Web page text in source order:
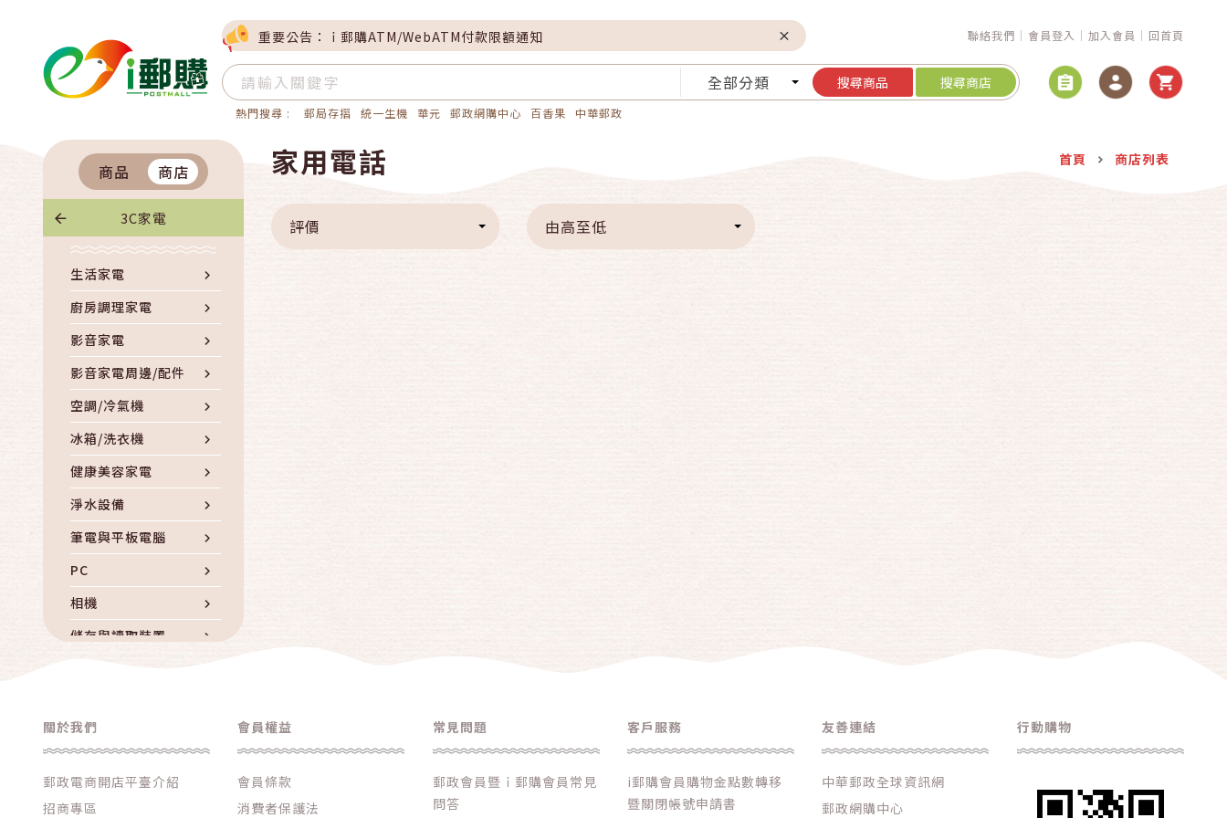
重要公告：ｉ郵購ATM/WebATM付款限額通知 聯絡我們 會員登入 加入會員 回首頁
全部分類 搜尋商品 搜尋商店
熱門搜尋 : 郵局存摺 統一生機 華元 郵政網購中心 百香果 中華郵政
商品 商店
3C家電
生活家電
廚房調理家電
影音家電
影音家電周邊/配件
空調/冷氣機
冰箱/洗衣機
健康美容家電
淨水設備
筆電與平板電腦
PC
相機
儲存與讀取裝置
電腦周邊與耗材
品牌手機
通信產品
家用電話 首頁 商店列表
評價 由高至低
關於我們
郵政電商開店平臺介紹
招商專區
會員權益
會員條款
消費者保護法
常見問題
郵政會員暨ｉ郵購會員常見
問答
客戶服務
i郵購會員購物金點數轉移
暨關閉帳號申請書
友善連結
中華郵政全球資訊網
郵政網購中心
行動購物